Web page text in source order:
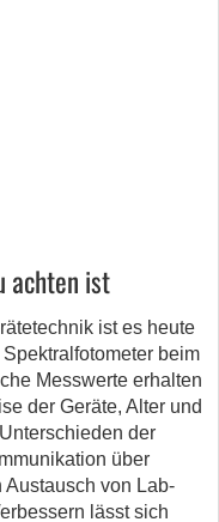
achten ist
ist es heute
beim
Messwerte erhalten
der Geräte, Alter und
der
über
von Lab-
lässt sich